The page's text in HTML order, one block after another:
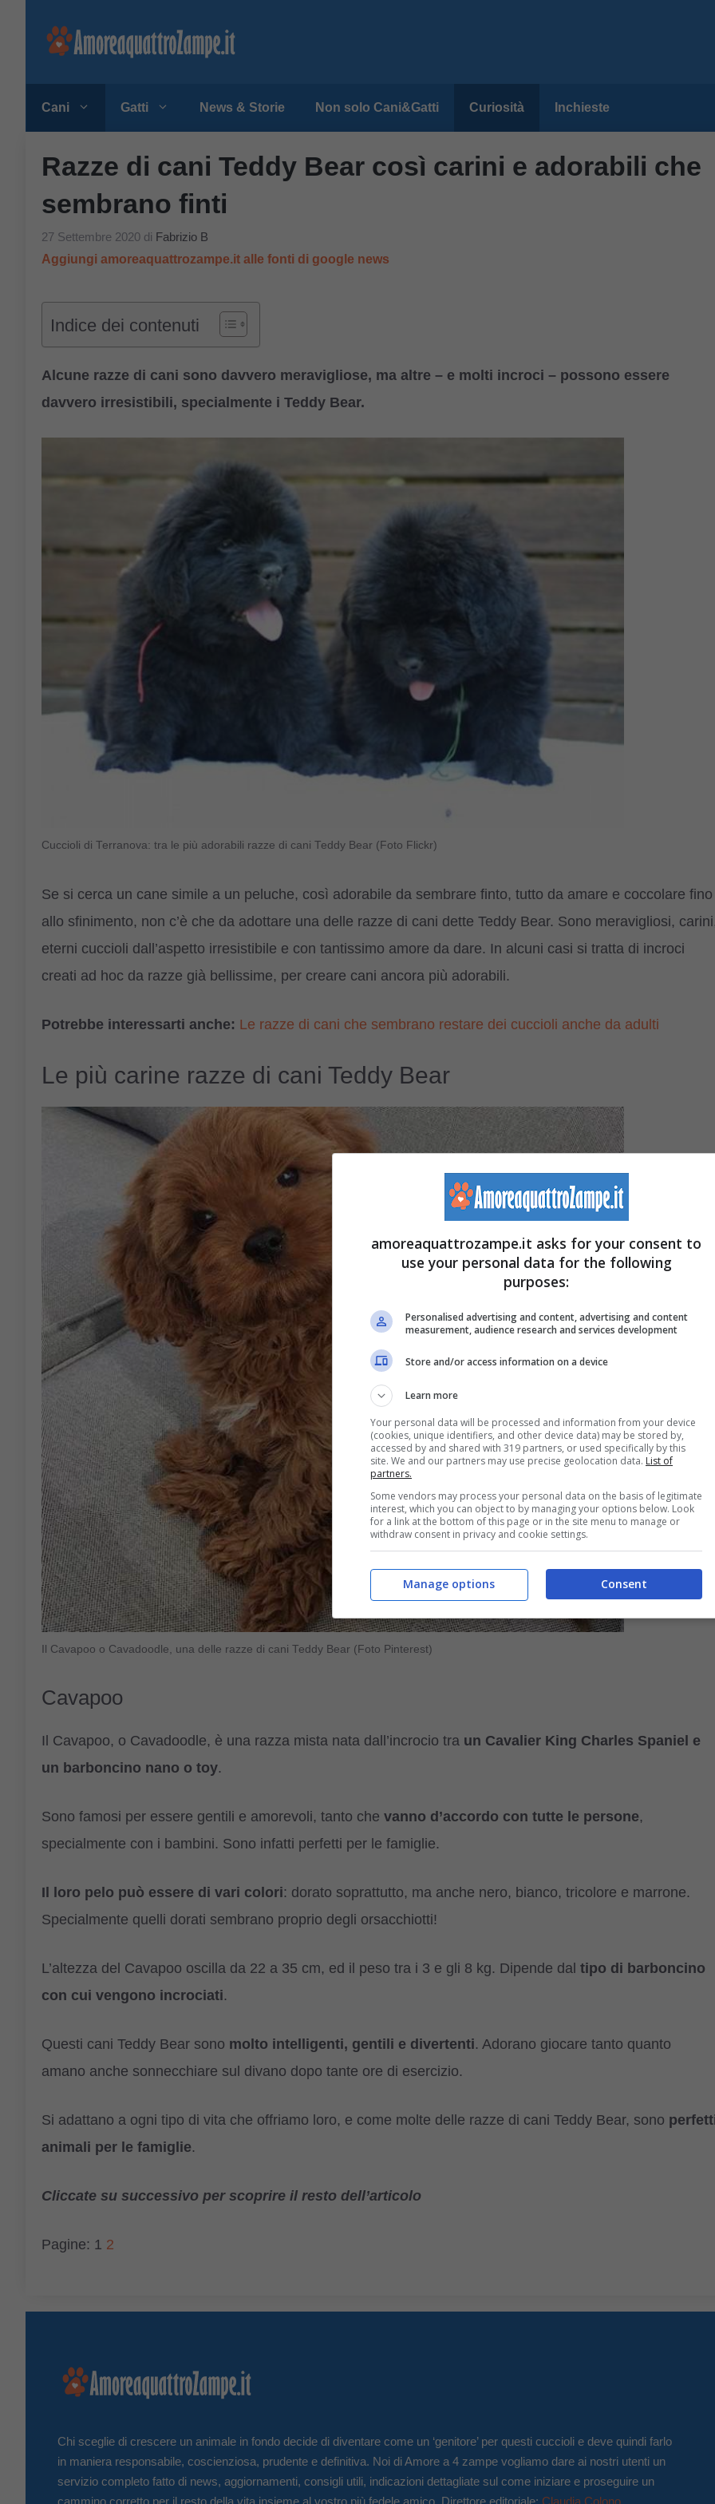
Cani Gatti News & Storie Non solo Cani&Gatti Curiosità Inchieste
Razze di cani Teddy Bear così carini e adorabili che
sembrano finti
27 Settembre 2020 di Fabrizio B
Aggiungi amoreaquattrozampe.it alle fonti di google news
Indice dei contenuti
Alcune razze di cani sono davvero meravigliose, ma altre – e molti incroci – possono essere
davvero irresistibili, specialmente i Teddy Bear.
Cuccioli di Terranova: tra le più adorabili razze di cani Teddy Bear (Foto Flickr)
Se si cerca un cane simile a un peluche, così adorabile da sembrare finto, tutto da amare e coccolare fino
allo sfinimento, non c’è che da adottare una delle razze di cani dette Teddy Bear. Sono meravigliosi,
eterni cuccioli dall’aspetto irresistibile e con tantissimo amore da dare. In alcuni casi si tratta di incroci
creati ad hoc da razze già bellissime, per creare cani ancora più adorabili.
Potrebbe interessarti anche: Le razze di cani che sembrano restare dei cuccioli anche da adulti
Le più carine razze di cani Teddy Bear
Il Cavapoo o Cavadoodle, una delle razze di cani Teddy Bear (Foto Pinterest)
Cavapoo
Il Cavapoo, o Cavadoodle, è una razza mista nata dall’incrocio tra un Cavalier King Charles Spaniel e
un barboncino nano o toy.
Sono famosi per essere gentili e amorevoli, tanto che vanno d’accordo con tutte le persone,
specialmente con i bambini. Sono infatti perfetti per le famiglie.
Il loro pelo può essere di vari colori: dorato soprattutto, ma anche nero, bianco, tricolore e marrone.
Specialmente quelli dorati sembrano proprio degli orsacchiotti!
L’altezza del Cavapoo oscilla da 22 a 35 cm, ed il peso tra i 3 e gli 8 kg. Dipende dal tipo di barboncino
con cui vengono incrociati.
Questi cani Teddy Bear sono molto intelligenti, gentili e divertenti. Adorano giocare tanto quanto
amano anche sonnecchiare sul divano dopo tante ore di esercizio.
Si adattano a ogni tipo di vita che offriamo loro, e come molte delle razze di cani Teddy Bear, sono
animali per le famiglie.
Cliccate su successivo per scoprire il resto dell’articolo
Pagine: 1 2
Chi sceglie di crescere un animale in fondo decide di diventare come un ‘genitore’ per questi cuccioli e deve quindi farlo
in maniera responsabile, coscienziosa, prudente e definitiva. Noi di Amore a 4 zampe vogliamo dare ai nostri utenti un
servizio completo fatto di news, aggiornamenti, consigli utili, indicazioni dettagliate sul come iniziare e proseguire un
cammino corretto per il resto della vita insieme al vostro più fedele amico. Direttore editoriale: Claudia Colono
amoreaquattrozampe.it asks for your consent to
use your personal data for the following
purposes:
Personalised advertising and content, advertising and content
measurement, audience research and services development
Store and/or access information on a device
Learn more
Your personal data will be processed and information from your device
(cookies, unique identifiers, and other device data) may be stored by,
accessed by and shared with 319 partners, or used specifically by this
site. We and our partners may use precise geolocation data. List of
partners.
Some vendors may process your personal data on the basis of legitimate
interest, which you can object to by managing your options below. Look
for a link at the bottom of this page or in the site menu to manage or
withdraw consent in privacy and cookie settings.
Consent
Manage options